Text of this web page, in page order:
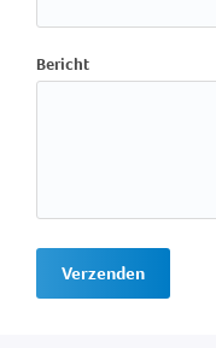
Bericht
Verzenden